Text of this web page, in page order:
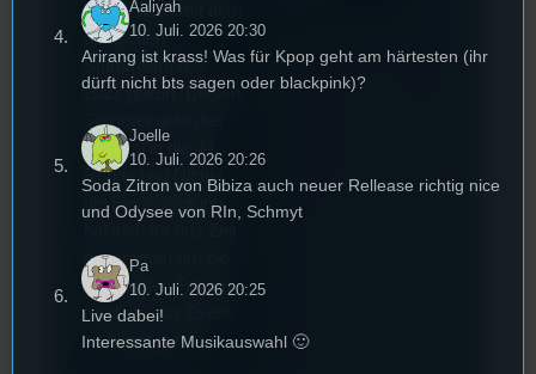
wurde auch mit dem
deutschen
Stummfilmpreis
2022 gekürt. Diesen
Sommer geht das
Festival in die 44.
Runde und Nicole,
die Festivalleitung,
genommen um die
wichtigsten Fragen
rund um das Event
zu beantworten.
Aaliyah
10. Juli. 2026 20:30
Arirang ist krass! Was für Kpop geht am härtesten (ihr
dürft nicht bts sagen oder blackpink)?
Joelle
10. Juli. 2026 20:26
Soda Zitron von Bibiza auch neuer Rellease richtig nice
und Odysee von RIn, Schmyt
Pa
10. Juli. 2026 20:25
Live dabei!
Interessante Musikauswahl 🙂